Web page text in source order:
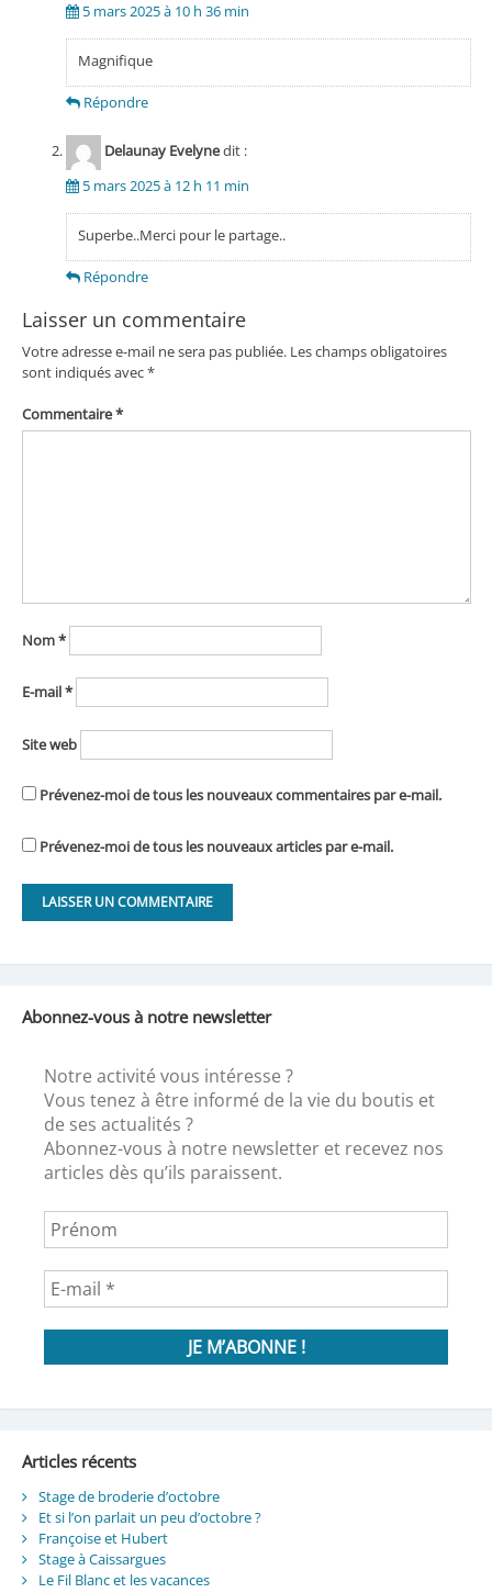
5 mars 2025 à 10 h 36 min
Magnifique
Répondre
Delaunay Evelynedit :
5 mars 2025 à 12 h 11 min
Superbe..Merci pour le partage..
Répondre
Laisser un commentaire
Votre adresse e-mail ne sera pas publiée. Les champs obligatoires
sont indiqués avec*
Commentaire*
Nom*
E-mail*
Site web
Prévenez-moi de tous les nouveaux commentaires par e-mail.
Prévenez-moi de tous les nouveaux articles par e-mail.
Abonnez-vous à notre newsletter
Notre activité vous intéresse ?
Vous tenez à être informé de la vie du boutis et
de ses actualités ?
Abonnez-vous à notre newsletter et recevez nos
articles dès qu’ils paraissent.
Articles récents
Stage de broderie d’octobre
Et si l’on parlait un peu d’octobre ?
Françoise et Hubert
Stage à Caissargues
Le Fil Blanc et les vacances